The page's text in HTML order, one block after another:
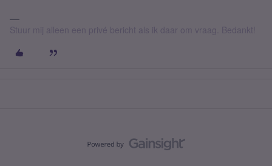
Stuur mij alleen een privé bericht als ik daar om vraag. Bedankt!